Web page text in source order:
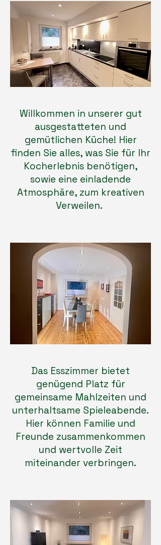
Willkommen in unserer gut
ausgestatteten und
gemütlichen Küche! Hier
finden Sie alles, was Sie für Ihr
Kocherlebnis benötigen,
sowie eine einladende
Atmosphäre, zum kreativen
Verweilen.
Das Esszimmer bietet
genügend Platz für
gemeinsame Mahlzeiten und
unterhaltsame Spieleabende.
Hier können Familie und
Freunde zusammenkommen
und wertvolle Zeit
miteinander verbringen.